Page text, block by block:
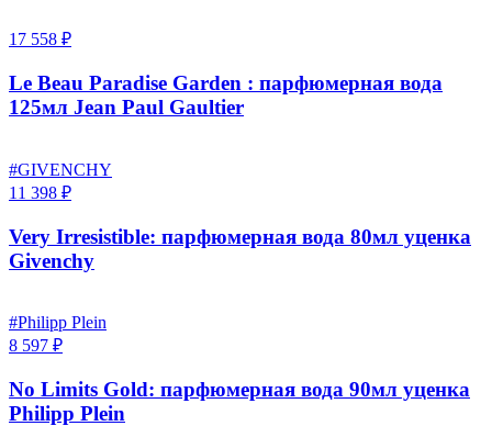
17 558 ₽
Le Beau Paradise Garden : парфюмерная вода
125мл Jean Paul Gaultier
#GIVENCHY
11 398 ₽
Very Irresistible: парфюмерная вода 80мл уценка
Givenchy
#Philipp Plein
8 597 ₽
No Limits Gold: парфюмерная вода 90мл уценка
Philipp Plein